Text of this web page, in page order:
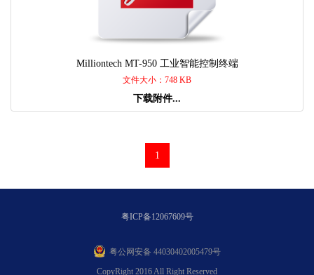
Milliontech MT-950 工业智能控制终端
文件大小：748 KB
下载附件...
1
粤ICP备12067609号
粤公网安备 44030402005479号
CopyRight 2016 All Right Reserved